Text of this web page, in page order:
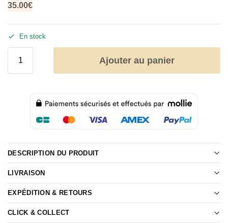
35.00€
En stock
Ajouter au panier
DESCRIPTION DU PRODUIT
LIVRAISON
EXPÉDITION & RETOURS
CLICK & COLLECT